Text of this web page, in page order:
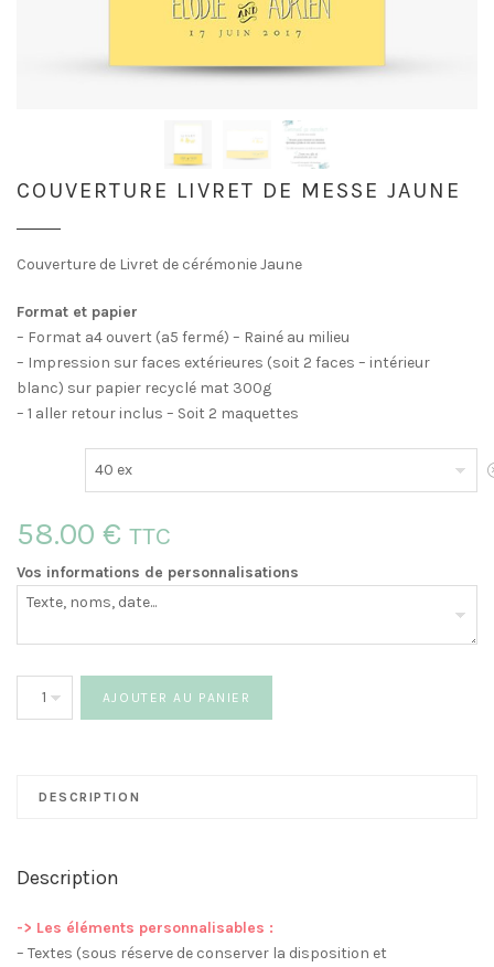
COUVERTURE LIVRET DE MESSE JAUNE
Couverture de Livret de cérémonie Jaune
Format et papier
– Format a4 ouvert (a5 fermé) – Rainé au milieu
– Impression sur faces extérieures (soit 2 faces – intérieur
blanc) sur papier recyclé mat 300g
– 1 aller retour inclus – Soit 2 maquettes
58.00 € TTC
Vos informations de personnalisations
AJOUTER AU PANIER
DESCRIPTION
Description
-> Les éléments personnalisables :
– Textes (sous réserve de conserver la disposition et